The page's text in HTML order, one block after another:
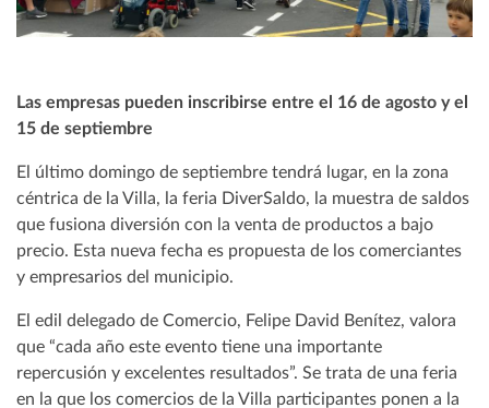
Las empresas pueden inscribirse entre el 16 de agosto y el
15 de septiembre
El último domingo de septiembre tendrá lugar, en la zona
céntrica de la Villa, la feria DiverSaldo, la muestra de saldos
que fusiona diversión con la venta de productos a bajo
precio. Esta nueva fecha es propuesta de los comerciantes
y empresarios del municipio.
El edil delegado de Comercio, Felipe David Benítez, valora
que “cada año este evento tiene una importante
repercusión y excelentes resultados”. Se trata de una feria
en la que los comercios de la Villa participantes ponen a la